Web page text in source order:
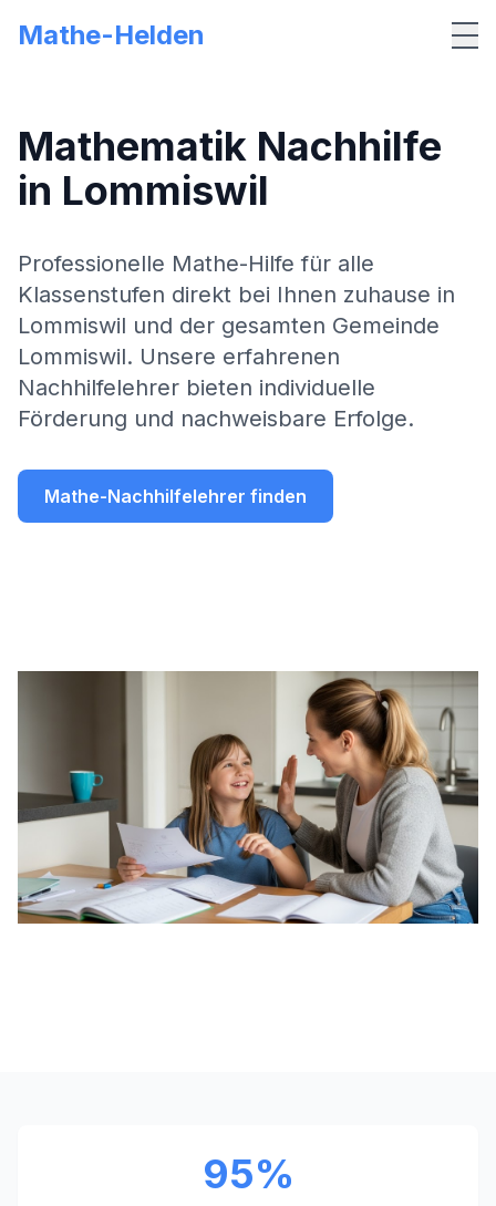
Mathe-Helden
Mathematik Nachhilfe
in Lommiswil
Professionelle Mathe-Hilfe für alle
Klassenstufen direkt bei Ihnen zuhause in
Lommiswil und der gesamten Gemeinde
Lommiswil. Unsere erfahrenen
Nachhilfelehrer bieten individuelle
Förderung und nachweisbare Erfolge.
Mathe-Nachhilfelehrer finden
95%